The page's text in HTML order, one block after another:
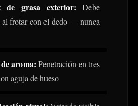
de grasa exterior: Debe
al frotar con el dedo — nunca
aroma: Penetración en tres
aguja de hueso